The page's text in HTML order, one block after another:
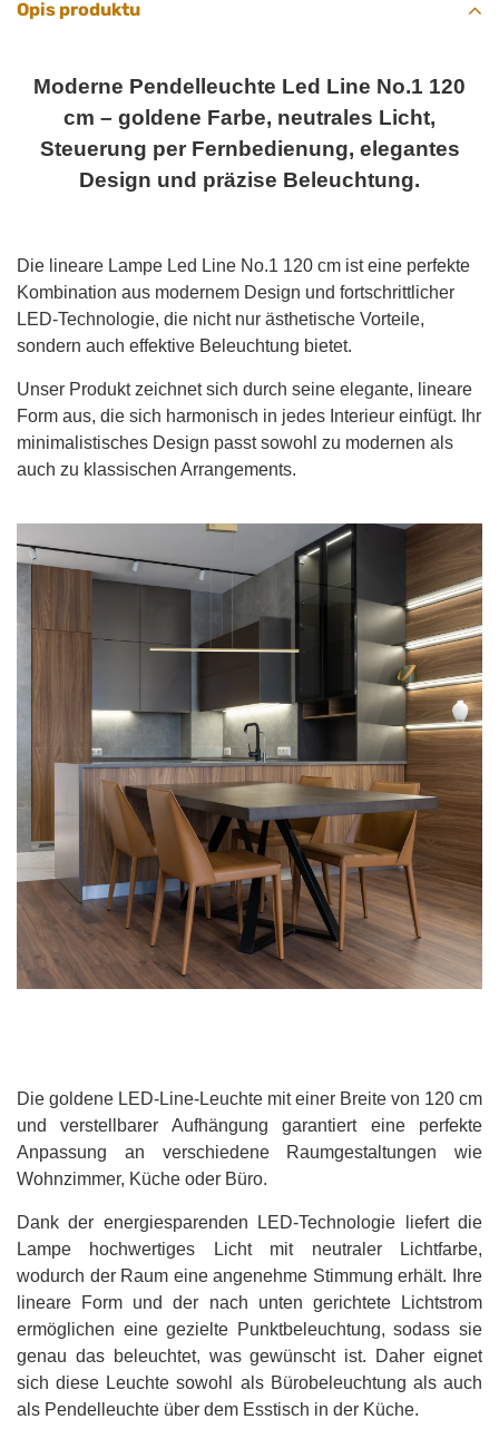
Opis produktu
Moderne Pendelleuchte Led Line No.1 120
cm – goldene Farbe, neutrales Licht,
Steuerung per Fernbedienung, elegantes
Design und präzise Beleuchtung.
Die lineare Lampe Led Line No.1 120 cm ist eine perfekte
Kombination aus modernem Design und fortschrittlicher
LED-Technologie, die nicht nur ästhetische Vorteile,
sondern auch effektive Beleuchtung bietet.
Unser Produkt zeichnet sich durch seine elegante, lineare
Form aus, die sich harmonisch in jedes Interieur einfügt. Ihr
minimalistisches Design passt sowohl zu modernen als
auch zu klassischen Arrangements.
Die goldene LED-Line-Leuchte mit einer Breite von 120 cm
und verstellbarer Aufhängung garantiert eine perfekte
Anpassung an verschiedene Raumgestaltungen wie
Wohnzimmer, Küche oder Büro.
Dank der energiesparenden LED-Technologie liefert die
Lampe hochwertiges Licht mit neutraler Lichtfarbe,
wodurch der Raum eine angenehme Stimmung erhält. Ihre
lineare Form und der nach unten gerichtete Lichtstrom
ermöglichen eine gezielte Punktbeleuchtung, sodass sie
genau das beleuchtet, was gewünscht ist. Daher eignet
sich diese Leuchte sowohl als Bürobeleuchtung als auch
als Pendelleuchte über dem Esstisch in der Küche.